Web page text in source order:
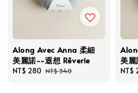
Along Avec Anna 柔細
美麗諾--遐想 Rêverie
Sale
NT$ 280 Regular
NT$ 340
美麗
Sale
NT$